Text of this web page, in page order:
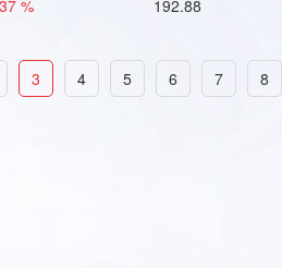
% 192.88
3 4 5 6 7 8